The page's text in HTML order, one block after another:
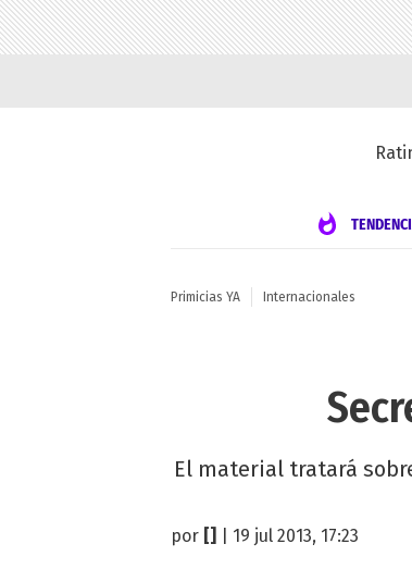
Primicias YA Internacionales
El material tratará
por | 19 jul 2013, 17:23